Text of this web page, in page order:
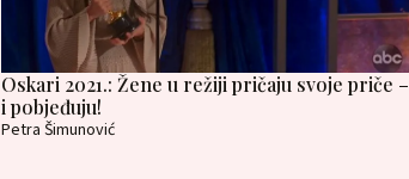
Oskari 2021.: Žene u režiji pričaju svoje priče –
i pobjeđuju!
Petra Šimunović